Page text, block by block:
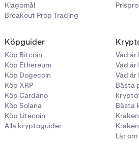
Klagomål
Breakout Prop Trading
Köpguider
Köp Bitcoin
Köp Ethereum
Köp Dogecoin
Köp XRP
Köp Cardano
Köp Solana
Köp Litecoin
Alla kryptoguider
Vad
Vad är
Vad är
Bästa
Bästa
Lär